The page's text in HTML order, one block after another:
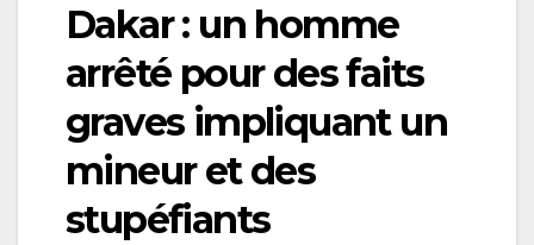
Dakar : un homme
arrêté pour des faits
graves impliquant un
mineur et des
stupéfiants